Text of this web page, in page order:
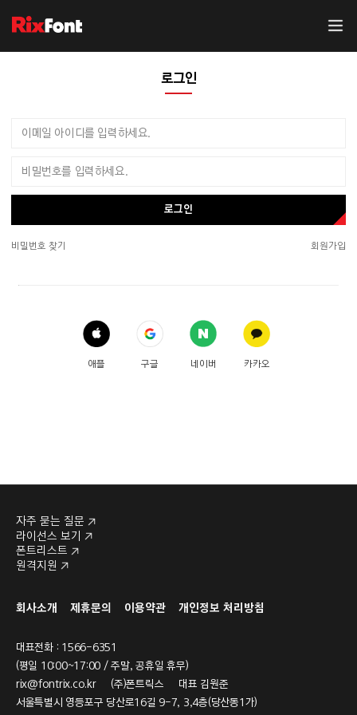
로그인
로그인
비밀번호 찾기 회원가입
애플 구글 네이버 카카오
자주 묻는 질문
라이선스 보기
폰트리스트
원격지원
회사소개 제휴문의 이용약관 개인정보 처리방침
대표전화 : 1566-6351
(평일 10:00~17:00 / 주말, 공휴일 휴무)
rix@fontrix.co.kr(주)폰트릭스 대표 김원준
서울특별시 영등포구 당산로16길 9-7, 3,4층(당산동1가)